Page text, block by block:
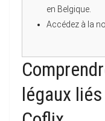
en Belgique.
Accédez à la
légaux